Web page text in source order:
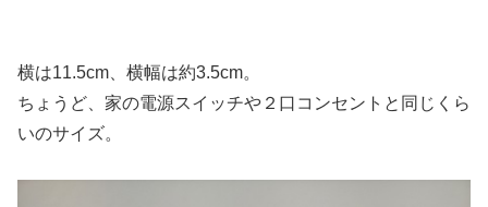
横は11.5cm、横幅は約3.5cm。
ちょうど、家の電源スイッチや２口コンセントと同じくら
いのサイズ。